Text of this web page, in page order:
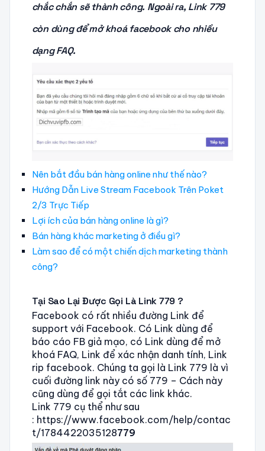
chắc chắn sẽ thành công. Ngoài ra, Link 779
còn dùng để mở khoá facebook cho nhiều
dạng FAQ.
Nên bắt đầu bán hàng online như thế nào?
Hướng Dẫn Live Stream Facebook Trên Poket
2/3 Trực Tiếp
Lợi ích của bán hàng online là gì?
Bán hàng khác marketing ở điều gì?
Làm sao để có một chiến dịch marketing thành
công?
Tại Sao Lại Được Gọi Là Link 779 ?
Facebook có rất nhiều đường Link để
support với Facebook. Có Link dùng để
báo cáo FB giả mạo, có Link dùng để mở
khoá FAQ, Link để xác nhận danh tính, Link
rip facebook. Chúng ta gọi là Link 779 là vì
cuối đường link này có số 779 – Cách này
cũng dùng để gọi tắt các link khác.
Link 779 cụ thể như sau
: https://www.facebook.com/help/contac
t/1784422035128779